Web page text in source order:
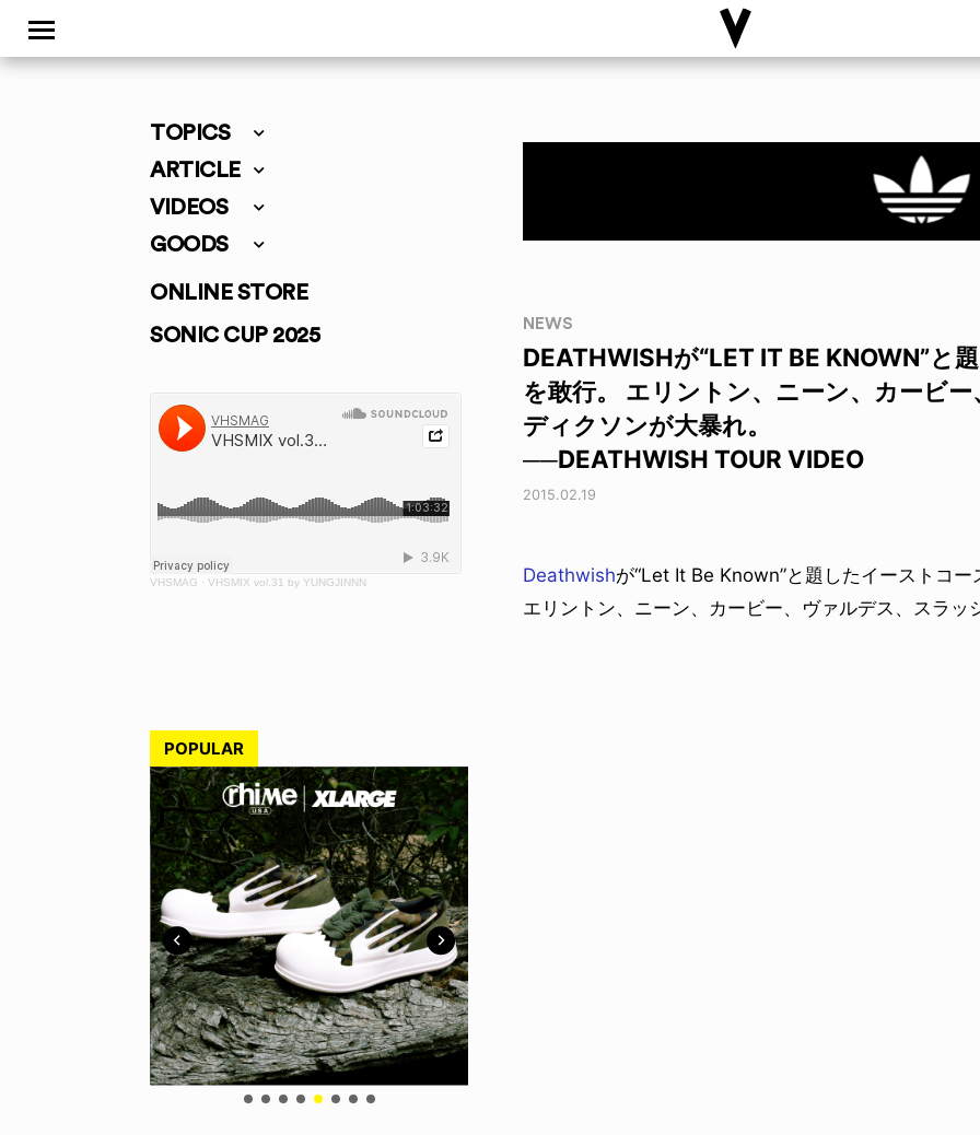
TOPICS
ARTICLE
VIDEOS
GOODS
ONLINE STORE
SONIC CUP 2025
VHSMAG · VHSMIX vol.31 by YUNGJINNN
POPULAR
NEWS
DEATHWISHが“LET IT BE KNOWN”と
を敢行。 エリントン、ニーン、カービ
ディクソンが大暴れ。
──DEATHWISH TOUR VIDEO
2015.02.19
Deathwishが“Let It Be Known”と題したイーストコー
エリントン、ニーン、カービー、ヴァルデス、スラッ